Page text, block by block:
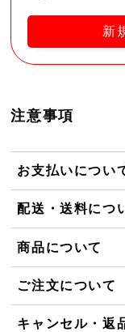
新
注意事項
お支払いについ
配送・送料につ
商品について
ご注文について
キャンセル・返